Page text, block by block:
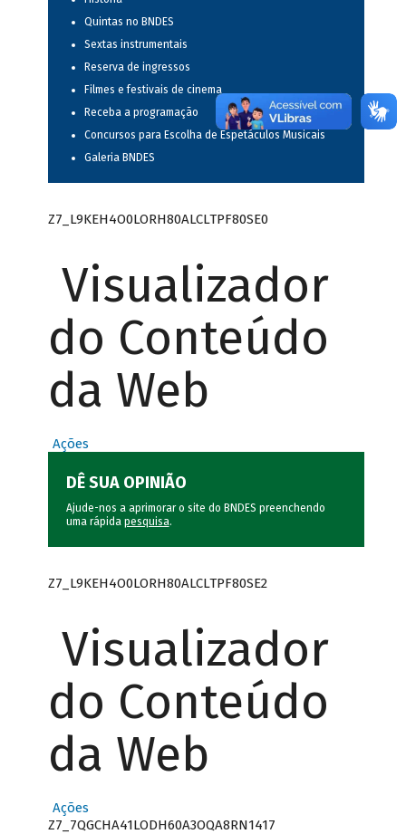
Quintas no BNDES
Sextas instrumentais
Reserva de ingressos
Filmes e festivais de cinema
Receba a programação
Concursos para Escolha de Espetáculos Musicais
Galeria BNDES
Z7_L9KEH4O0LORH80ALCLTPF80SE0
Visualizador
do Conteúdo
da Web
Ações
DÊ SUA OPINIÃO
Ajude-nos a aprimorar o site do BNDES preenchendo
uma rápida pesquisa.
Z7_L9KEH4O0LORH80ALCLTPF80SE2
Visualizador
do Conteúdo
da Web
Ações
Z7_7QGCHA41LODH60A3OQA8RN1417